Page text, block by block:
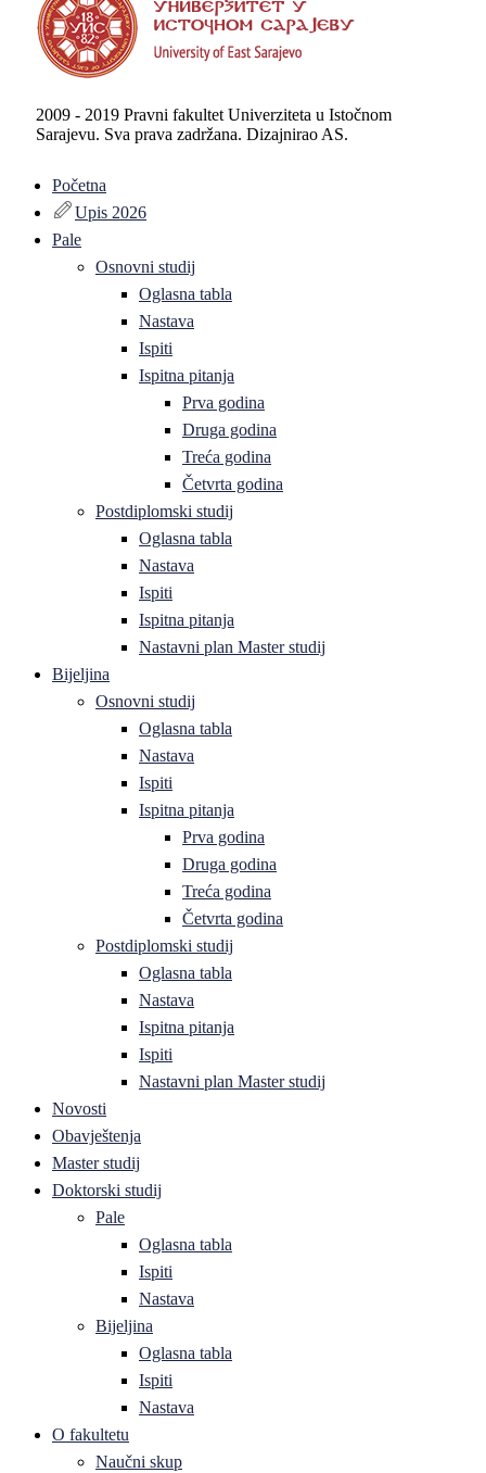
2009 - 2019 Pravni fakultet Univerziteta u Istočnom
Sarajevu. Sva prava zadržana. Dizajnirao AS.
Početna
Upis 2026
Pale
Osnovni studij
Oglasna tabla
Nastava
Ispiti
Ispitna pitanja
Prva godina
Druga godina
Treća godina
Četvrta godina
Postdiplomski studij
Oglasna tabla
Nastava
Ispiti
Ispitna pitanja
Nastavni plan Master studij
Bijeljina
Osnovni studij
Oglasna tabla
Nastava
Ispiti
Ispitna pitanja
Prva godina
Druga godina
Treća godina
Četvrta godina
Postdiplomski studij
Oglasna tabla
Nastava
Ispitna pitanja
Ispiti
Nastavni plan Master studij
Novosti
Obavještenja
Master studij
Doktorski studij
Pale
Oglasna tabla
Ispiti
Nastava
Bijeljina
Oglasna tabla
Ispiti
Nastava
O fakultetu
Naučni skup